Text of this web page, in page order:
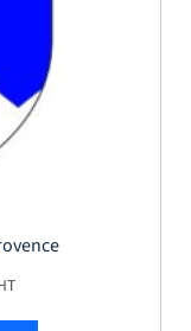
de prix : 18,00 €